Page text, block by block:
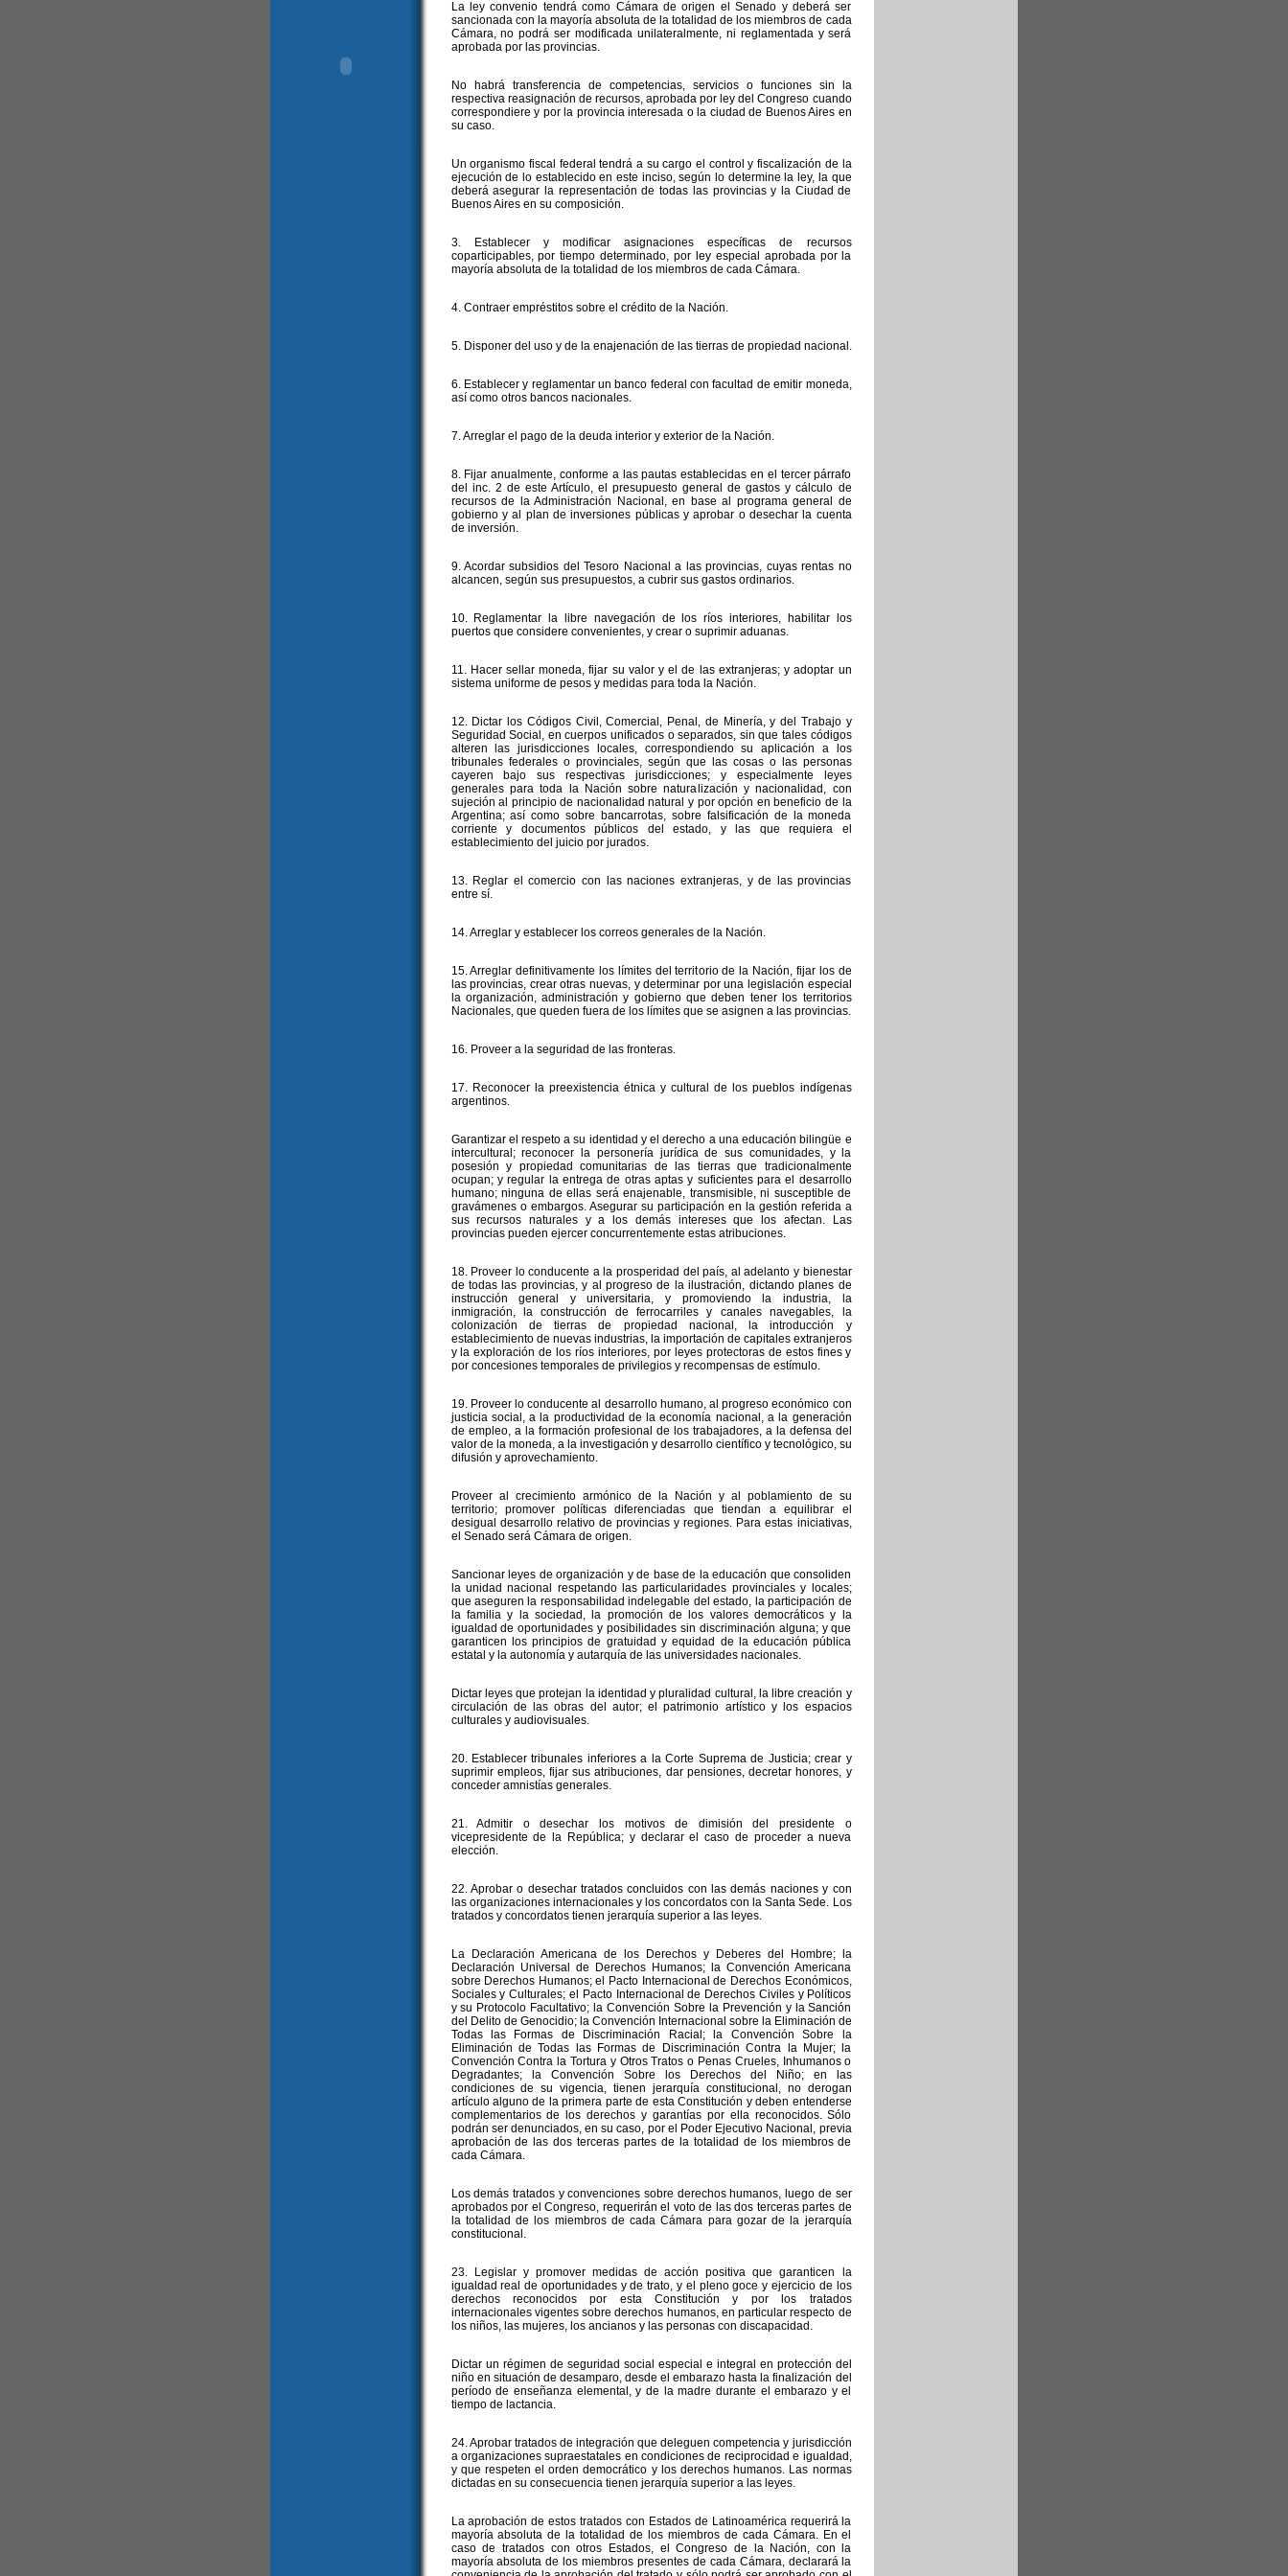
La ley convenio tendrá como Cámara de origen el Senado y deberá ser
sancionada con la mayoría absoluta de la totalidad de los miembros de cada
Cámara, no podrá ser modificada unilateralmente, ni reglamentada y será
aprobada por las provincias.
No habrá transferencia de competencias, servicios o funciones sin la
respectiva reasignación de recursos, aprobada por ley del Congreso cuando
correspondiere y por la provincia interesada o la ciudad de Buenos Aires en
su caso.
Un organismo fiscal federal tendrá a su cargo el control y fiscalización de la
ejecución de lo establecido en este inciso, según lo determine la ley, la que
deberá asegurar la representación de todas las provincias y la Ciudad de
Buenos Aires en su composición.
3. Establecer y modificar asignaciones específicas de recursos
coparticipables, por tiempo determinado, por ley especial aprobada por la
mayoría absoluta de la totalidad de los miembros de cada Cámara.
4. Contraer empréstitos sobre el crédito de la Nación.
5. Disponer del uso y de la enajenación de las tierras de propiedad nacional.
6. Establecer y reglamentar un banco federal con facultad de emitir moneda,
así como otros bancos nacionales.
7. Arreglar el pago de la deuda interior y exterior de la Nación.
8. Fijar anualmente, conforme a las pautas establecidas en el tercer párrafo
del inc. 2 de este Artículo, el presupuesto general de gastos y cálculo de
recursos de la Administración Nacional, en base al programa general de
gobierno y al plan de inversiones públicas y aprobar o desechar la cuenta
de inversión.
9. Acordar subsidios del Tesoro Nacional a las provincias, cuyas rentas no
alcancen, según sus presupuestos, a cubrir sus gastos ordinarios.
10. Reglamentar la libre navegación de los ríos interiores, habilitar los
puertos que considere convenientes, y crear o suprimir aduanas.
11. Hacer sellar moneda, fijar su valor y el de las extranjeras; y adoptar un
sistema uniforme de pesos y medidas para toda la Nación.
12. Dictar los Códigos Civil, Comercial, Penal, de Minería, y del Trabajo y
Seguridad Social, en cuerpos unificados o separados, sin que tales códigos
alteren las jurisdicciones locales, correspondiendo su aplicación a los
tribunales federales o provinciales, según que las cosas o las personas
cayeren bajo sus respectivas jurisdicciones; y especialmente leyes
generales para toda la Nación sobre naturalización y nacionalidad, con
sujeción al principio de nacionalidad natural y por opción en beneficio de la
Argentina; así como sobre bancarrotas, sobre falsificación de la moneda
corriente y documentos públicos del estado, y las que requiera el
establecimiento del juicio por jurados.
13. Reglar el comercio con las naciones extranjeras, y de las provincias
entre sí.
14. Arreglar y establecer los correos generales de la Nación.
15. Arreglar definitivamente los límites del territorio de la Nación, fijar los de
las provincias, crear otras nuevas, y determinar por una legislación especial
la organización, administración y gobierno que deben tener los territorios
Nacionales, que queden fuera de los límites que se asignen a las provincias.
16. Proveer a la seguridad de las fronteras.
17. Reconocer la preexistencia étnica y cultural de los pueblos indígenas
argentinos.
Garantizar el respeto a su identidad y el derecho a una educación bilingüe e
intercultural; reconocer la personería jurídica de sus comunidades, y la
posesión y propiedad comunitarias de las tierras que tradicionalmente
ocupan; y regular la entrega de otras aptas y suficientes para el desarrollo
humano; ninguna de ellas será enajenable, transmisible, ni susceptible de
gravámenes o embargos. Asegurar su participación en la gestión referida a
sus recursos naturales y a los demás intereses que los afectan. Las
provincias pueden ejercer concurrentemente estas atribuciones.
18. Proveer lo conducente a la prosperidad del país, al adelanto y bienestar
de todas las provincias, y al progreso de la ilustración, dictando planes de
instrucción general y universitaria, y promoviendo la industria, la
inmigración, la construcción de ferrocarriles y canales navegables, la
colonización de tierras de propiedad nacional, la introducción y
establecimiento de nuevas industrias, la importación de capitales extranjeros
y la exploración de los ríos interiores, por leyes protectoras de estos fines y
por concesiones temporales de privilegios y recompensas de estímulo.
19. Proveer lo conducente al desarrollo humano, al progreso económico con
justicia social, a la productividad de la economía nacional, a la generación
de empleo, a la formación profesional de los trabajadores, a la defensa del
valor de la moneda, a la investigación y desarrollo científico y tecnológico, su
difusión y aprovechamiento.
Proveer al crecimiento armónico de la Nación y al poblamiento de su
territorio; promover políticas diferenciadas que tiendan a equilibrar el
desigual desarrollo relativo de provincias y regiones. Para estas iniciativas,
el Senado será Cámara de origen.
Sancionar leyes de organización y de base de la educación que consoliden
la unidad nacional respetando las particularidades provinciales y locales;
que aseguren la responsabilidad indelegable del estado, la participación de
la familia y la sociedad, la promoción de los valores democráticos y la
igualdad de oportunidades y posibilidades sin discriminación alguna; y que
garanticen los principios de gratuidad y equidad de la educación pública
estatal y la autonomía y autarquía de las universidades nacionales.
Dictar leyes que protejan la identidad y pluralidad cultural, la libre creación y
circulación de las obras del autor; el patrimonio artístico y los espacios
culturales y audiovisuales.
20. Establecer tribunales inferiores a la Corte Suprema de Justicia; crear y
suprimir empleos, fijar sus atribuciones, dar pensiones, decretar honores, y
conceder amnistías generales.
21. Admitir o desechar los motivos de dimisión del presidente o
vicepresidente de la República; y declarar el caso de proceder a nueva
elección.
22. Aprobar o desechar tratados concluidos con las demás naciones y con
las organizaciones internacionales y los concordatos con la Santa Sede. Los
tratados y concordatos tienen jerarquía superior a las leyes.
La Declaración Americana de los Derechos y Deberes del Hombre; la
Declaración Universal de Derechos Humanos; la Convención Americana
sobre Derechos Humanos; el Pacto Internacional de Derechos Económicos,
Sociales y Culturales; el Pacto Internacional de Derechos Civiles y Políticos
y su Protocolo Facultativo; la Convención Sobre la Prevención y la Sanción
del Delito de Genocidio; la Convención Internacional sobre la Eliminación de
Todas las Formas de Discriminación Racial; la Convención Sobre la
Eliminación de Todas las Formas de Discriminación Contra la Mujer; la
Convención Contra la Tortura y Otros Tratos o Penas Crueles, Inhumanos o
Degradantes; la Convención Sobre los Derechos del Niño; en las
condiciones de su vigencia, tienen jerarquía constitucional, no derogan
artículo alguno de la primera parte de esta Constitución y deben entenderse
complementarios de los derechos y garantías por ella reconocidos. Sólo
podrán ser denunciados, en su caso, por el Poder Ejecutivo Nacional, previa
aprobación de las dos terceras partes de la totalidad de los miembros de
cada Cámara.
Los demás tratados y convenciones sobre derechos humanos, luego de ser
aprobados por el Congreso, requerirán el voto de las dos terceras partes de
la totalidad de los miembros de cada Cámara para gozar de la jerarquía
constitucional.
23. Legislar y promover medidas de acción positiva que garanticen la
igualdad real de oportunidades y de trato, y el pleno goce y ejercicio de los
derechos reconocidos por esta Constitución y por los tratados
internacionales vigentes sobre derechos humanos, en particular respecto de
los niños, las mujeres, los ancianos y las personas con discapacidad.
Dictar un régimen de seguridad social especial e integral en protección del
niño en situación de desamparo, desde el embarazo hasta la finalización del
período de enseñanza elemental, y de la madre durante el embarazo y el
tiempo de lactancia.
24. Aprobar tratados de integración que deleguen competencia y jurisdicción
a organizaciones supraestatales en condiciones de reciprocidad e igualdad,
y que respeten el orden democrático y los derechos humanos. Las normas
dictadas en su consecuencia tienen jerarquía superior a las leyes.
La aprobación de estos tratados con Estados de Latinoamérica requerirá la
mayoría absoluta de la totalidad de los miembros de cada Cámara. En el
caso de tratados con otros Estados, el Congreso de la Nación, con la
mayoría absoluta de los miembros presentes de cada Cámara, declarará la